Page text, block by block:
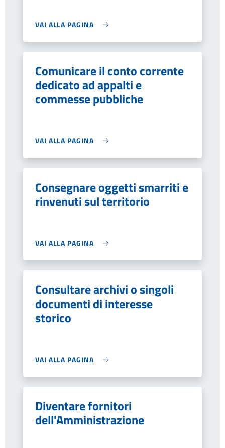
VAI ALLA PAGINA
Comunicare il conto corrente
dedicato ad appalti e
commesse pubbliche
VAI ALLA PAGINA
Consegnare oggetti smarriti e
rinvenuti sul territorio
VAI ALLA PAGINA
Consultare archivi o singoli
documenti di interesse
storico
VAI ALLA PAGINA
Diventare fornitori
dell'Amministrazione